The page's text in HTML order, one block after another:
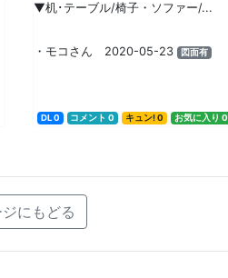
▼机･テーブル/椅子・ソファー/...
・モコさん 2020-05-23 図面有
DL 0 コメント 0 キュン! 0 お気に入り 0
にもどる